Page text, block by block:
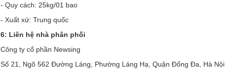
- Quy cách: 25kg/01 bao
- Xuất xứ: Trung quốc
6: Liên hệ nhà phân phối
Công ty cổ phần Newsing
Số 21, Ngõ 562 Đường Láng, Phường Láng Hạ, Quận Đống Đa, Hà Nội